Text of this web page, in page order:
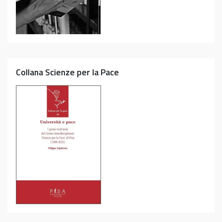
Collana Scienze per la Pace